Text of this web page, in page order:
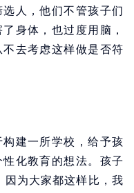
人，他们不管孩子们
身体，也过度用脑，
去考虑这样做是否符
建一所学校，给予孩
化教育的想法。孩子
因为大家都这样比，我